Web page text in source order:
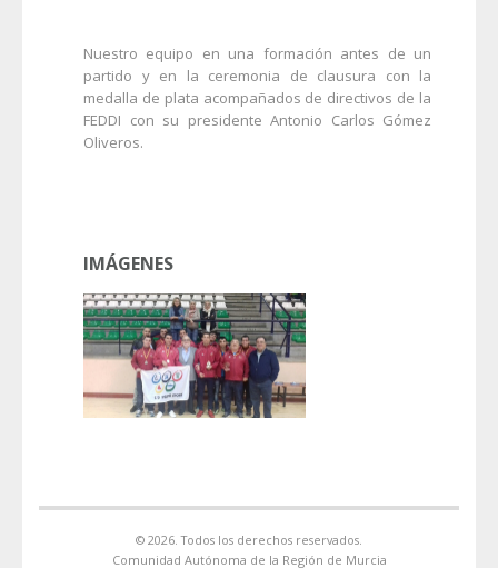
Nuestro equipo en una formación antes de un
partido y en la ceremonia de clausura con la
medalla de plata acompañados de directivos de la
FEDDI con su presidente Antonio Carlos Gómez
Oliveros.
IMÁGENES
© 2026. Todos los derechos reservados.
Comunidad Autónoma de la Región de Murcia